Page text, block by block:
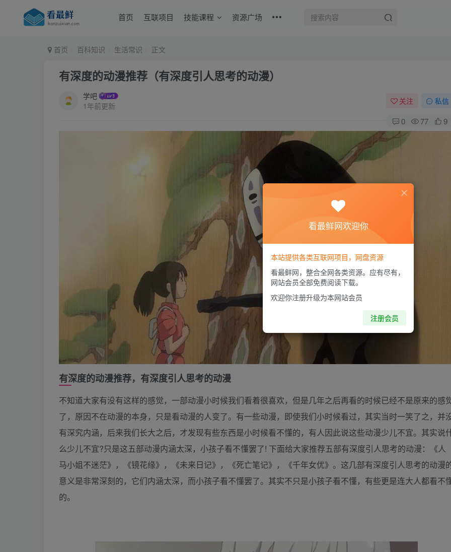
首页 互联项目 技能课程 资源广场
首页 百科知识 生活常识 正文
有深度的动漫推荐（有深度引人思考的动漫）
学吧
1年前更新
关注 私信
0 77 9
有深度的动漫推荐，有深度引人思考的动漫
不知道大家有没有这样的感觉，一部动漫小时候我们看着很喜欢，但是几年之后再看的时候已经不是原来的感
了，原因不在动漫的本身，只是看动漫的人变了。有一些动漫，即使我们小时候看过，其实当时一笑了之，并
有深究内涵，后来我们长大之后，才发现有些东西是小时候看不懂的，有人因此说这些动漫少儿不宜。其实说
么少儿不宜?只是这五部动漫内涵太深，小孩子看不懂罢了! 下面给大家推荐五部有深度引人思考的动漫：《人
马小姐不迷茫》，《镜花缘》，《未来日记》，《死亡笔记》，《千年女优》。这几部有深度引人思考的动漫
意义是非常深刻的，它们内涵太深，而小孩子看不懂罢了。其实不只是小孩子看不懂，有些更是连大人都看不
的。
看最鲜网欢迎你
本站提供各类互联网项目，网盘资源
看最鲜网，整合全网各类资源。应有尽有，
网站会员全部免费阅读下载。
欢迎你注册升级为本网站会员
注册会员